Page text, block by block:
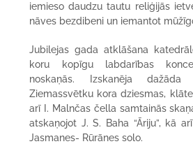
iemieso daudzu tautu reliģijās
nāves bezdibeni un iemantot
Jubilejas gada atklāšana
koru kopīgu labdarības
noskaņās. Izskanēja
Ziemassvētku kora dziesmas,
arī I. Malnčas čella samtainās
atskaņojot J. S. Baha “Āriju”, kā
Jasmanes- Rūrānes solo.